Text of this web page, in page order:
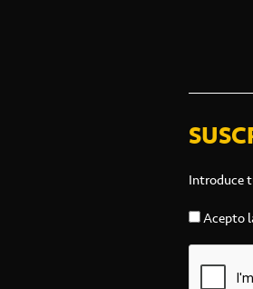
Introduce
Acepto